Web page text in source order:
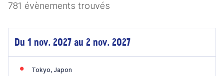
781 évènements trouvés
Du 1 nov. 2027 au 2 nov. 2027
Tokyo, Japon